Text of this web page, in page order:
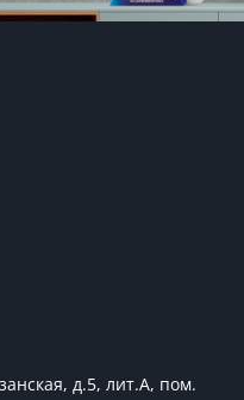
д.5, лит.А, пом.